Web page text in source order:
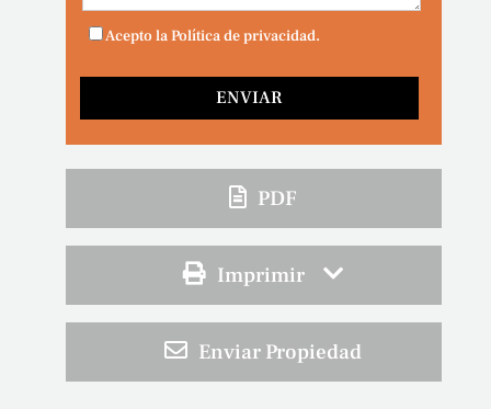
Acepto la Política de privacidad.
PDF
Imprimir
Enviar Propiedad